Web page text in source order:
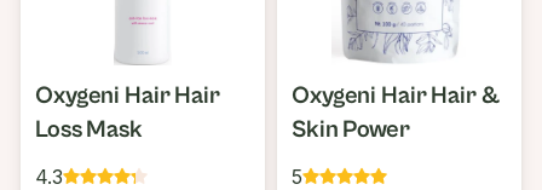
Oxygeni Hair Hair
Loss Mask
4.3
Oxygeni Hair Hair &
Skin Power
5